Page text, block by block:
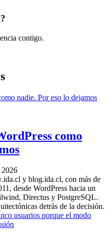
contigo.
como
2026
y blog.ida.cl, con más de
desde WordPress hacia un
Directus y PostgreSQL.
detrás de la decisión.